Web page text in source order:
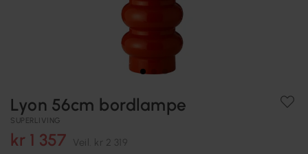
Lyon 56cm bordlampe
SUPERLIVING
kr 1 357 Veil. kr 2 319